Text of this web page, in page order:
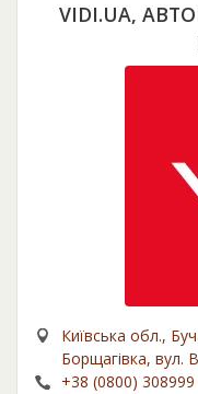
VIDI.UA,
Київська обл.,
Борщагівка, вул.
+38 (0800) 308999